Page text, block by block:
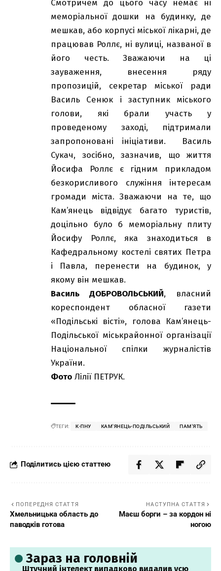
Смотричем до цього часу немає ні
меморіальної дошки на будинку, де
мешкав, або корпусі міської лікарні, де
працював Роллє, ні вулиці, названої в
його честь. Зважаючи на ці
зауваження, внесення ряду
пропозицій, секретар міської ради
Василь Сенюк і заступник міського
голови, які брали участь у
проведеному заході, підтримали
запропоновані ініціативи. Василь
Сукач, зосібно, зазначив, що життя
Йосифа Роллє є гідним прикладом
безкорисливого служіння інтересам
громади міста. Зважаючи на те, що
Кам’янець відвідує багато туристів,
доцільно було б меморіальну плиту
Йосифу Роллє, яка знаходиться в
Кафедральному костелі святих Петра
і Павла, перенести на будинок, у
якому він мешкав.
Василь ДОБРОВОЛЬСЬКИЙ, власний
кореспондент обласної газети
«Подільські вісті», голова Кам’янець-
Подільської міськрайонної організації
Національної спілки журналістів
України.
Фото Лілії ПЕТРУК.
ТЕГИ: К-ПНУ КАМ'ЯНЕЦЬ-ПОДІЛЬСЬКИЙ ПАМ'ЯТЬ
Поділитись цією статтею
ПОПЕРЕДНЯ СТАТТЯ
Хмельницька область до
паводків готова
НАСТУПНА СТАТТЯ
Маєш борги – за кордон ні
ногою
Зараз на головній
Штучний інтелект випадково видалив усю